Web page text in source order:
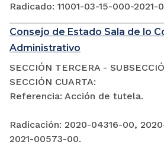
Radicado: 11001-03-15-000-2021-
Consejo de Estado Sala de lo
Administrativo
SECCIÓN TERCERA -
SECCIÓN CUARTA:
Referencia: Acción de tutela.
Radicación: 2020-04316-00,
2021-00573-00.